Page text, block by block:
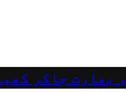
بھارت جاکر